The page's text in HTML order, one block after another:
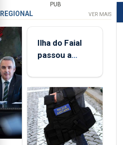
Anual de Segurança
publicado na sexta-
feira pelo Ministério da
Administração Interna,
e consultado pelo
Açoriano Oriental.
Depois dos...
custa menos do
dia!
Inclui acesso à
totalidade das edições
impressas, em formato
digital, dos jornais e dos
respetivos suplementos
semanais ou da revista.
ASSINE HOJE
PUB
REGIONAL VER MAIS
Ilha do Faial
passou a
de
monitorização
de infrassons
dos Açores